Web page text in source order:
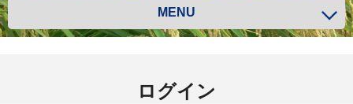
MENU
ログイン